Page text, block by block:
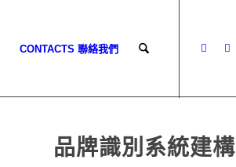
CONTACTS 聯絡我們
品牌識別系統建構